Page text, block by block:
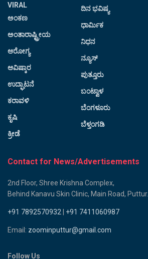
VIRAL
ಅಂಕಣ
ಅಂತಾರಾಷ್ಟ್ರೀಯ
ಆರೋಗ್ಯ
ಆವಿಷ್ಕಾರ
ಉದ್ಘಾಟನೆ
ಕರಾವಳಿ
ಕೃಷಿ
ಕ್ರೀಡೆ
ದಿನ ಭವಿಷ್ಯ
ಧಾರ್ಮಿಕ
ನಿಧನ
ನ್ಯೂಸ್
ಪುತ್ತೂರು
ಬಂಟ್ವಾಳ
ಬೆಂಗಳೂರು
ಬೆಳ್ತಂಗಡಿ
Contact for News/Advertisements
2nd Floor, Shree Krishna Complex,
Behind Kanavu Skin Clinic, Main Road, Puttur.
+91 7892570932 +91 7411060987
Email: zoominputtur@gmail.com
Follow Us